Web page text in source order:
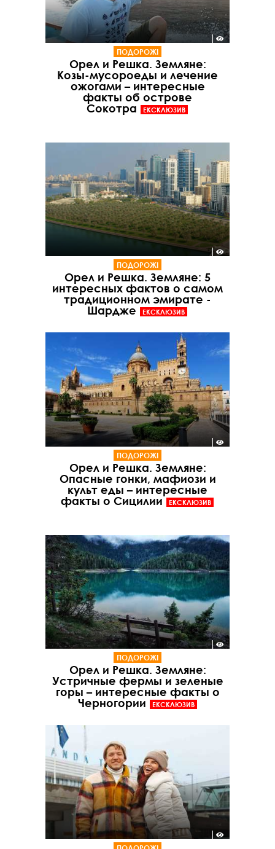
ПОДОРОЖІ
Орел и Решка. Земляне:
Козы-мусороеды и лечение
ожогами – интересные
факты об острове
Сокотра
ЕКСКЛЮЗИВ
ПОДОРОЖІ
Орел и Решка. Земляне: 5
интересных фактов о самом
традиционном эмирате -
Шардже
ЕКСКЛЮЗИВ
ПОДОРОЖІ
Орел и Решка. Земляне:
Опасные гонки, мафиози и
культ еды – интересные
факты о Сицилии
ЕКСКЛЮЗИВ
ПОДОРОЖІ
Орел и Решка. Земляне:
Устричные фермы и зеленые
горы – интересные факты о
Черногории
ЕКСКЛЮЗИВ